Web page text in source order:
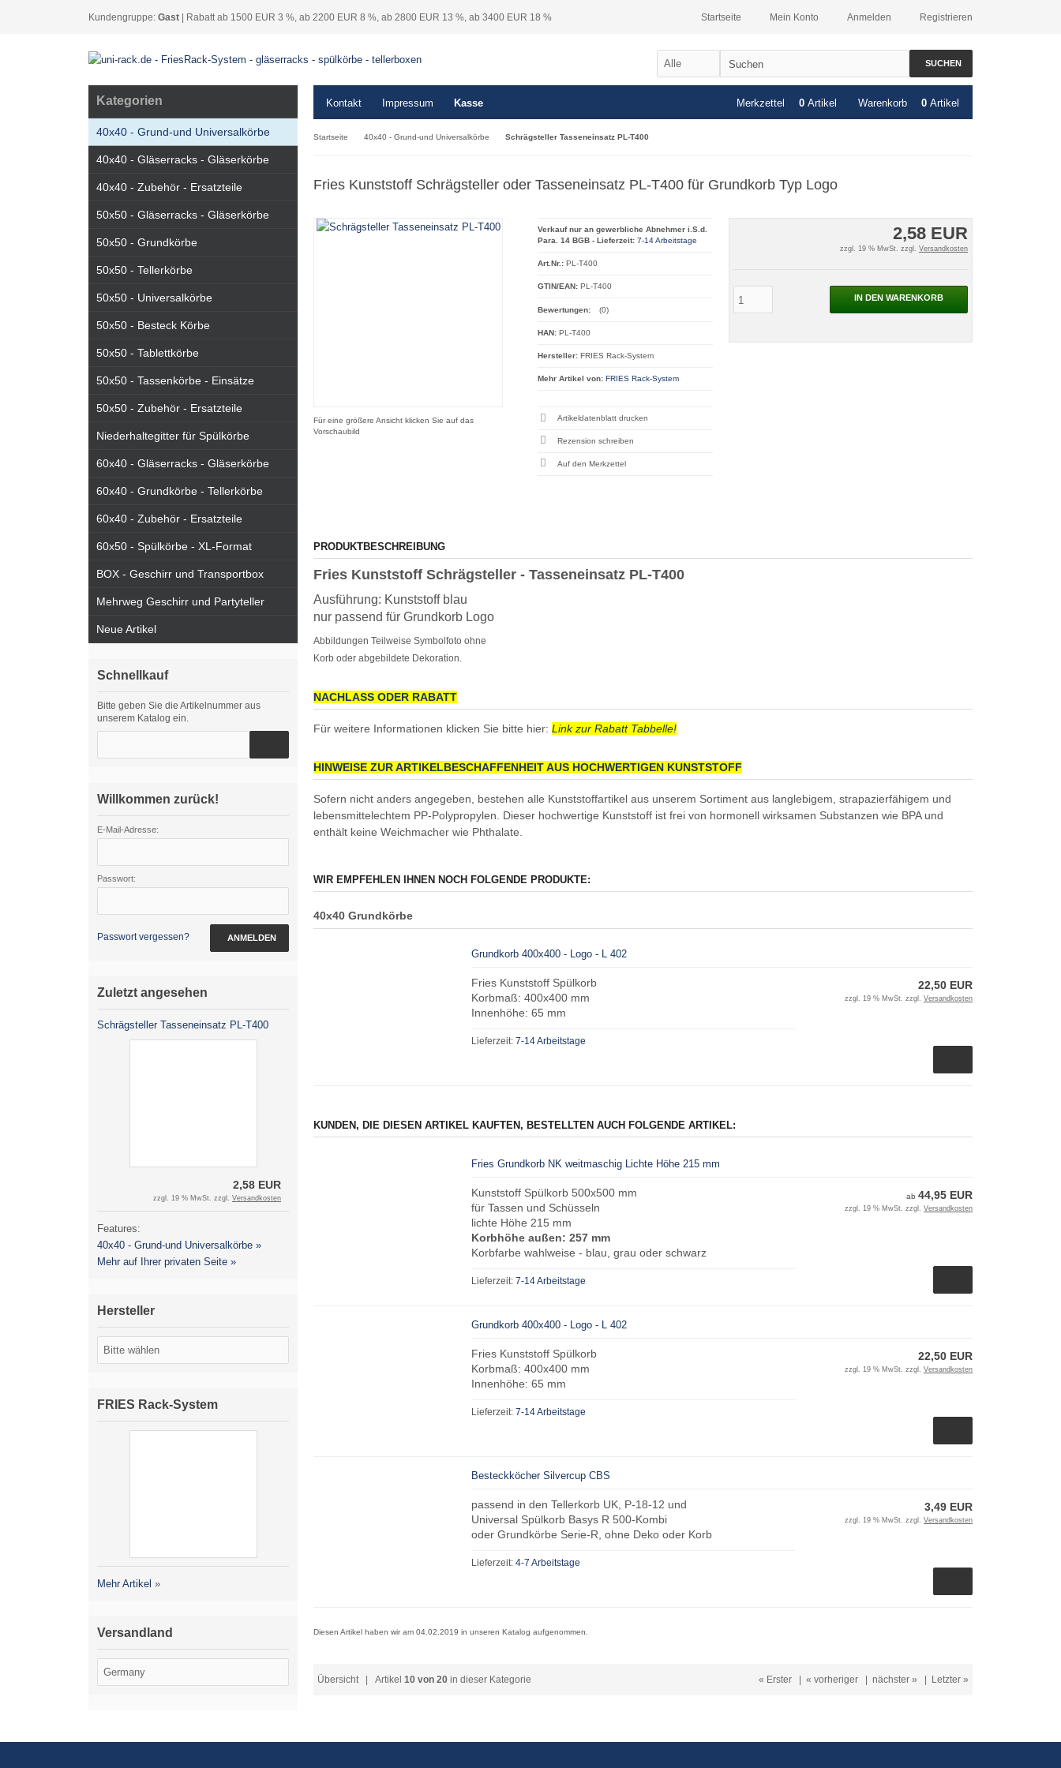
Kundengruppe: Gast | Rabatt ab 1500 EUR 3 %, ab 2200 EUR 8 %, ab 2800 EUR 13 %, ab 3400 EUR 18 % Registrieren
Anmelden
Mein Konto
Startseite
SUCHEN
Kontakt Impressum Kasse Warenkorb 0 Artikel
Merkzettel 0 Artikel
Startseite 40x40 - Grund-und Universalkörbe Schrägsteller Tasseneinsatz PL-T400
Fries Kunststoff Schrägsteller oder Tasseneinsatz PL-T400 für Grundkorb Typ Logo
Für eine größere Ansicht klicken Sie auf das
Vorschaubild
2,58 EUR
zzgl. 19 % MwSt. zzgl. Versandkosten
IN DEN WARENKORB
Verkauf nur an gewerbliche Abnehmer i.S.d.
Para. 14 BGB - Lieferzeit: 7-14 Arbeitstage
Art.Nr.: PL-T400
GTIN/EAN: PL-T400
Bewertungen: (0)
HAN:PL-T400
Hersteller: FRIES Rack-System
Mehr Artikel von: FRIES Rack-System
Artikeldatenblatt drucken
Rezension schreiben
PRODUKTBESCHREIBUNG
Fries Kunststoff Schrägsteller - Tasseneinsatz PL-T400
Ausführung: Kunststoff blau
nur passend für Grundkorb Logo
Abbildungen Teilweise Symbolfoto ohne
Korb oder abgebildete Dekoration.
NACHLASS ODER RABATT
Für weitere Informationen klicken Sie bitte hier: Link zur Rabatt Tabbelle!
HINWEISE ZUR ARTIKELBESCHAFFENHEIT AUS HOCHWERTIGEN KUNSTSTOFF
Sofern nicht anders angegeben, bestehen alle Kunststoffartikel aus unserem Sortiment aus langlebigem, strapazierfähigem und
lebensmittelechtem PP-Polypropylen. Dieser hochwertige Kunststoff ist frei von hormonell wirksamen Substanzen wie BPA und
enthält keine Weichmacher wie Phthalate.
WIR EMPFEHLEN IHNEN NOCH FOLGENDE PRODUKTE:
40x40 Grundkörbe
Grundkorb 400x400 - Logo - L 402
Fries Kunststoff Spülkorb
Korbmaß: 400x400 mm
Innenhöhe: 65 mm
Lieferzeit:7-14 Arbeitstage
22,50 EUR
zzgl. 19 % MwSt. zzgl. Versandkosten
KUNDEN, DIE DIESEN ARTIKEL KAUFTEN, BESTELLTEN AUCH FOLGENDE ARTIKEL:
Fries Grundkorb NK weitmaschig Lichte Höhe 215 mm
Kunststoff Spülkorb 500x500 mm
für Tassen und Schüsseln
lichte Höhe 215 mm
Korbhöhe außen: 257 mm
Korbfarbe wahlweise - blau, grau oder schwarz
Lieferzeit:7-14 Arbeitstage
ab 44,95 EUR
zzgl. 19 % MwSt. zzgl. Versandkosten
Grundkorb 400x400 - Logo - L 402
Fries Kunststoff Spülkorb
Korbmaß: 400x400 mm
Innenhöhe: 65 mm
Lieferzeit:7-14 Arbeitstage
22,50 EUR
zzgl. 19 % MwSt. zzgl. Versandkosten
Besteckköcher Silvercup CBS
passend in den Tellerkorb UK, P-18-12 und
Universal Spülkorb Basys R 500-Kombi
oder Grundkörbe Serie-R, ohne Deko oder Korb
Lieferzeit:4-7 Arbeitstage
3,49 EUR
zzgl. 19 % MwSt. zzgl. Versandkosten
Diesen Artikel haben wir am 04.02.2019 in unseren Katalog aufgenommen.
Übersicht| Artikel 10 von 20 in dieser Kategorie « Erster « vorheriger nächster » Letzter »
Kategorien
40x40 - Grund-und Universalkörbe
40x40 - Gläserracks - Gläserkörbe
40x40 - Zubehör - Ersatzteile
50x50 - Gläserracks - Gläserkörbe
50x50 - Grundkörbe
50x50 - Tellerkörbe
50x50 - Universalkörbe
50x50 - Besteck Körbe
50x50 - Tablettkörbe
50x50 - Tassenkörbe - Einsätze
50x50 - Zubehör - Ersatzteile
Niederhaltegitter für Spülkörbe
60x40 - Gläserracks - Gläserkörbe
60x40 - Grundkörbe - Tellerkörbe
60x40 - Zubehör - Ersatzteile
60x50 - Spülkörbe - XL-Format
BOX - Geschirr und Transportbox
Mehrweg Geschirr und Partyteller
Neue Artikel
Schnellkauf
Bitte geben Sie die Artikelnummer aus
unserem Katalog ein.
Willkommen zurück!
E-Mail-Adresse:
Passwort:
Passwort vergessen? ANMELDEN
Zuletzt angesehen
Schrägsteller Tasseneinsatz PL-T400
2,58 EUR
zzgl. 19 % MwSt. zzgl. Versandkosten
Features:
40x40 - Grund-und Universalkörbe »
Mehr auf Ihrer privaten Seite »
Hersteller
FRIES Rack-System
Mehr Artikel »
Versandland